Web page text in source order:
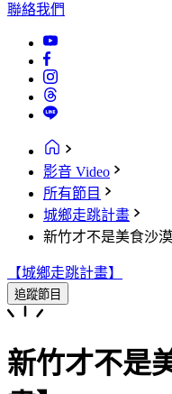
聯絡我們
影音 Video
所有節目
城鄉走跳計畫
新竹才不是美食沙
【城鄉走跳計畫】
追蹤節目
新竹才不是